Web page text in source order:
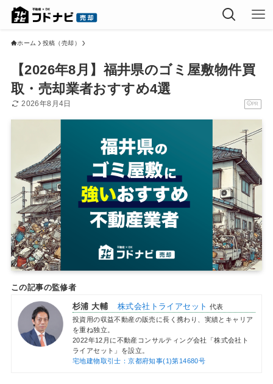
ホーム 投稿（売却）
【2026年8月】福井県のゴミ屋敷物件買
取・売却業者おすすめ4選
PR
2026年8月4日
この記事の監修者
杉浦 大輔 株式会社トライアセット 代表
投資用の収益不動産の販売に長く携わり、実績とキャリア
を重ね独立。
2022年12月に不動産コンサルティング会社「株式会社ト
ライアセット」を設立。
宅地建物取引士：京都府知事(1)第14680号